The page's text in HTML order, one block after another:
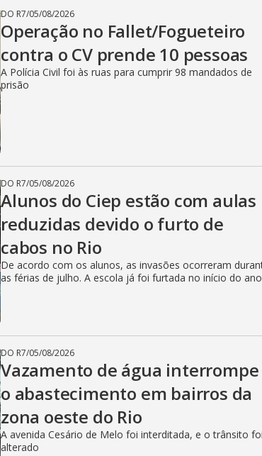
DO R7/05/08/2026
Operação no Fallet/Fogueteiro
contra o CV prende 10 pessoas
A Polícia Civil foi às ruas para cumprir 98 mandados de
prisão
DO R7/05/08/2026
Alunos do Ciep estão com aulas
reduzidas devido o furto de
cabos no Rio
De acordo com os alunos, as invasões ocorreram
as férias de julho. A escola já foi furtada no início do ano
DO R7/05/08/2026
Vazamento de água interrompe
o abastecimento em bairros da
zona oeste do Rio
A avenida Cesário de Melo foi interditada, e o trânsito foi
alterado